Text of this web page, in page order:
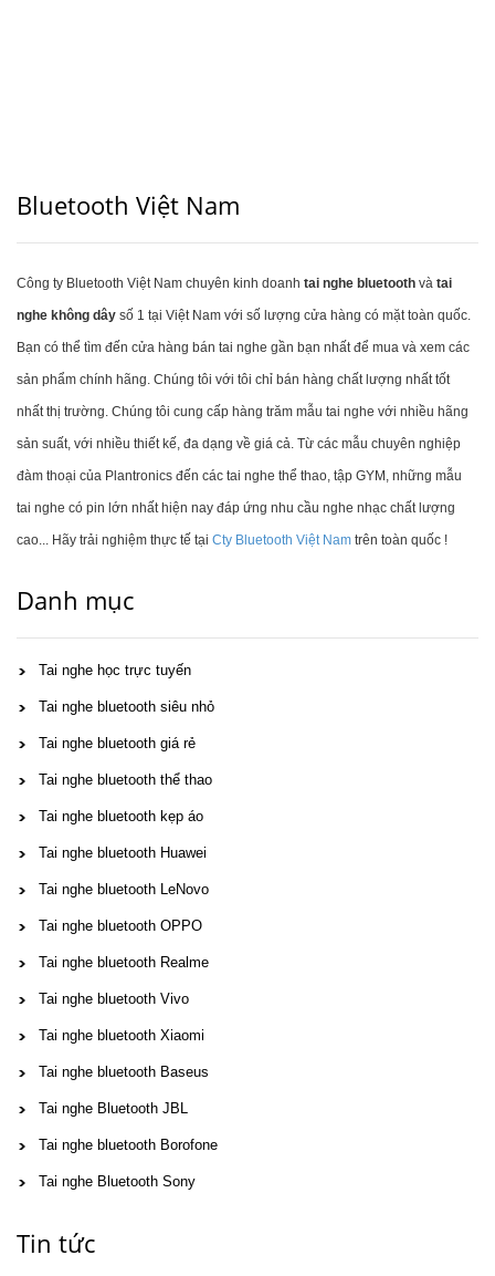
Bluetooth Việt Nam
Công ty Bluetooth Việt Nam chuyên kinh doanh tai nghe bluetooth và tai
nghe không dây số 1 tại Việt Nam với số lượng cửa hàng có mặt toàn quốc.
Bạn có thể tìm đến cửa hàng bán tai nghe gần bạn nhất để mua và xem các
sản phẩm chính hãng. Chúng tôi với tôi chỉ bán hàng chất lượng nhất tốt
nhất thị trường. Chúng tôi cung cấp hàng trăm mẫu tai nghe với nhiều hãng
sản suất, với nhiều thiết kế, đa dạng về giá cả. Từ các mẫu chuyên nghiệp
đàm thoại của Plantronics đến các tai nghe thể thao, tập GYM, những mẫu
tai nghe có pin lớn nhất hiện nay đáp ứng nhu cầu nghe nhạc chất lượng
cao... Hãy trải nghiệm thực tế tại Cty Bluetooth Việt Nam trên toàn quốc !
Danh mục
Tai nghe học trực tuyến
Tai nghe bluetooth siêu nhỏ
Tai nghe bluetooth giá rẻ
Tai nghe bluetooth thể thao
Tai nghe bluetooth kẹp áo
Tai nghe bluetooth Huawei
Tai nghe bluetooth LeNovo
Tai nghe bluetooth OPPO
Tai nghe bluetooth Realme
Tai nghe bluetooth Vivo
Tai nghe bluetooth Xiaomi
Tai nghe bluetooth Baseus
Tai nghe Bluetooth JBL
Tai nghe bluetooth Borofone
Tai nghe Bluetooth Sony
Tin tức